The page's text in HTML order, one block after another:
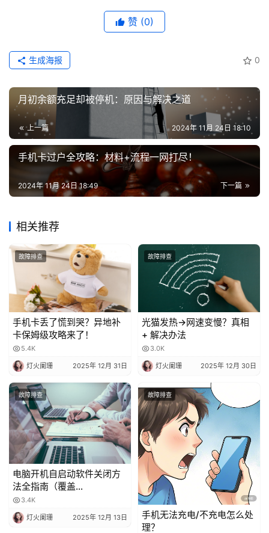
值
业
赞 (0)
0
生成海报
月初余额充足却被停机：原因与解决之道
上一篇 2024年 11月 24日 18:10
手机卡过户全攻略：材料+流程一网打尽！
下一篇
2024年 11月 24日 18:49
相关推荐
故障排查
手机卡丢了慌到哭？异地补
卡保姆级攻略来了！
5.4K
灯火阑珊 2025年 12月 31日
故障排查
光猫发热→网速变慢？真相
+ 解决办法
3.0K
灯火阑珊 2025年 12月 30日
故障排查
电脑开机自启动软件关闭方
法全指南（覆盖
Windows/macOS，含系统
自带 + 第三方工具）
3.4K
灯火阑珊 2025年 12月 13日
故障排查
手机无法充电/不充电怎么处
理？